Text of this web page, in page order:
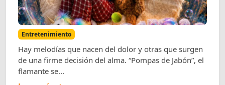
Entretenimiento
Hay melodías que nacen del dolor y otras que surgen
de una firme decisión del alma. “Pompas de Jabón”, el
flamante se...